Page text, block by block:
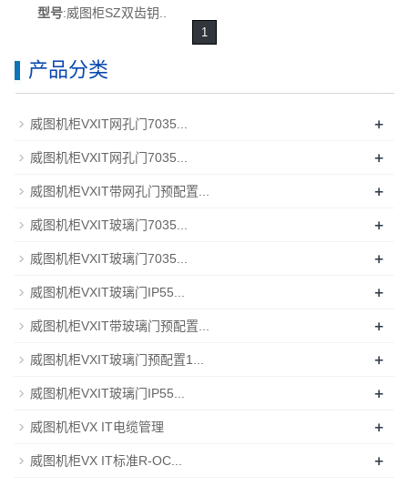
图电柜威图风扇威图PDU威图
型号:威图柜SZ双齿钥..
1
产品分类
威图机柜VXIT网孔门7035... +
威图机柜VXIT网孔门7035... +
威图机柜VXIT带网孔门预配置... +
威图机柜VXIT玻璃门7035... +
威图机柜VXIT玻璃门7035... +
威图机柜VXIT玻璃门IP55... +
威图机柜VXIT带玻璃门预配置... +
威图机柜VXIT玻璃门预配置1... +
威图机柜VXIT玻璃门IP55... +
威图机柜VX IT电缆管理 +
威图机柜VX IT标准R-OC...
+